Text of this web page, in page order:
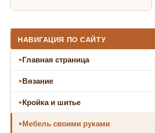
НАВИГАЦИЯ ПО САЙТУ
Главная страница
Вязание
Кройка и шитье
Мебель своими руками